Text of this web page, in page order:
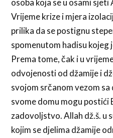
osoba koja se u osami sjeti
Vrijeme krize i mjera
prilika da se postignu
spomenutom hadisu kojeg
Prema tome, čak i u
odvojenosti od džamije i
svojom srčanom vezom
svome domu mogu postići
zadovoljstvo. Allah dž.š. u
kojim se djelima džamije